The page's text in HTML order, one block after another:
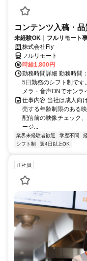
コンテンツ入稿・
未経験OK｜フルリモート
株式会社Fly
フルリモート
時給1,800円
勤務時間詳細 勤務時間
5日勤務のシフト制です
メラ・音声ONでオンラ
仕事内容 当社は成人向
売する年齢制限のある
配信前の映像チェック
ージ...
業界未経験者歓迎 学歴不問
シフト制
週4日以上OK
正社員